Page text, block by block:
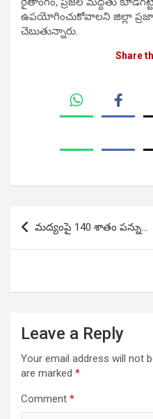
ఉపయోగించుకోవాలని జిల్లా
చెబుతున్నారు.
Share
Post
navigation
మద్యంపై 140 శాతం పన్ను…
Leave a Reply
Your email address will not
are marked *
Comment *